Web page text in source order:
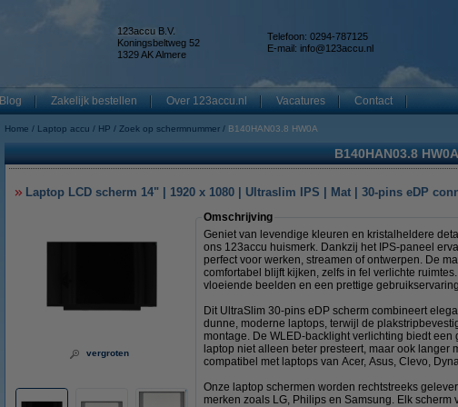
123accu B.V.
Koningsbeltweg 52
1329 AK Almere
Telefoon: 0294-787125
E-mail: info@123accu.nl
Blog Zakelijk bestellen Over 123accu.nl Vacatures Contact
Home Laptop accu HP Zoek op schermnummer B140HAN03.8 HW0A
B140HAN03.8 HW0A
Laptop LCD scherm 14" | 1920 x 1080 | Ultraslim IPS | Mat | 30-pins eDP
vergroten
Omschrijving
Geniet van levendige kleuren en kristalheldere
ons 123accu huismerk. Dankzij het IPS-paneel
perfect voor werken, streamen of ontwerpen. De
comfortabel blijft kijken, zelfs in fel verlichte
vloeiende beelden en een prettige
Dit UltraSlim 30-pins eDP scherm combineert
dunne, moderne laptops, terwijl de
montage. De WLED-backlight verlichting biedt
laptop niet alleen beter presteert, maar ook
compatibel met laptops van Acer, Asus, Clevo,
Onze laptop schermen worden rechtstreeks
merken zoals LG, Philips en Samsung. Elk